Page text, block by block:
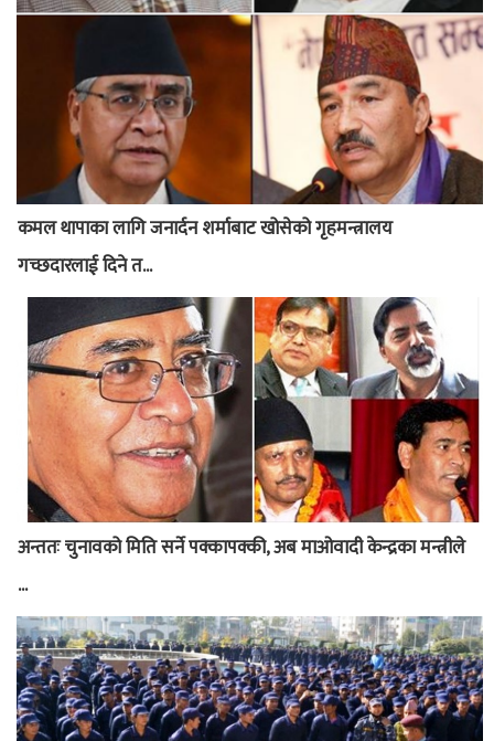
कमल थापाका लागि जनार्दन शर्माबाट खोसेको गृहमन्त्रालय
गच्छदारलाई दिने त...
अन्ततः चुनावको मिति सर्ने पक्कापक्की, अब माओवादी केन्द्रका मन्त्रीले
...